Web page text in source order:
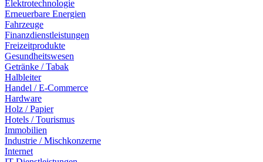
Elektrotechnologie
Erneuerbare Energien
Fahrzeuge
Finanzdienstleistungen
Freizeitprodukte
Gesundheitswesen
Getränke / Tabak
Halbleiter
Handel / E-Commerce
Hardware
Holz / Papier
Hotels / Tourismus
Immobilien
Industrie / Mischkonzerne
Internet